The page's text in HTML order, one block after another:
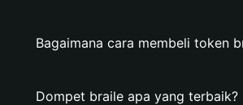
Bagaimana cara membeli token
Dompet braile apa yang terbaik?